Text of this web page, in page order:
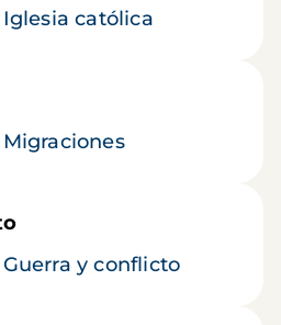
católica
y conflicto